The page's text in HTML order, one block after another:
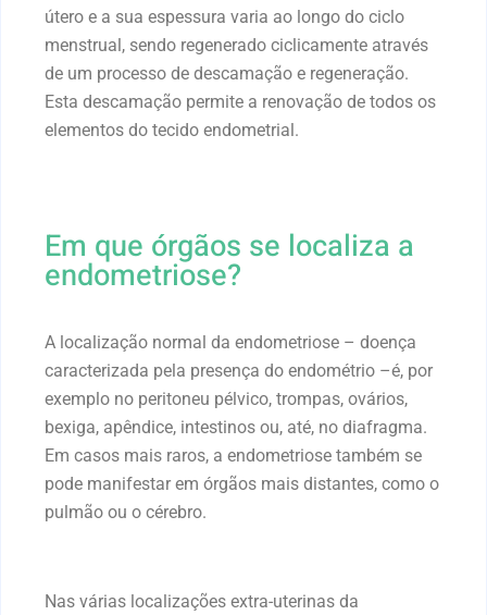
útero e a sua espessura varia ao longo do ciclo
menstrual, sendo regenerado ciclicamente através
de um processo de descamação e regeneração.
Esta descamação permite a renovação de todos os
elementos do tecido endometrial.
Em que órgãos se localiza a
endometriose?
A localização normal da endometriose – doença
caracterizada pela presença do endométrio –é, por
exemplo no peritoneu pélvico, trompas, ovários,
bexiga, apêndice, intestinos ou, até, no diafragma.
Em casos mais raros, a endometriose também se
pode manifestar em órgãos mais distantes, como o
pulmão ou o cérebro.
Nas várias localizações extra-uterinas da